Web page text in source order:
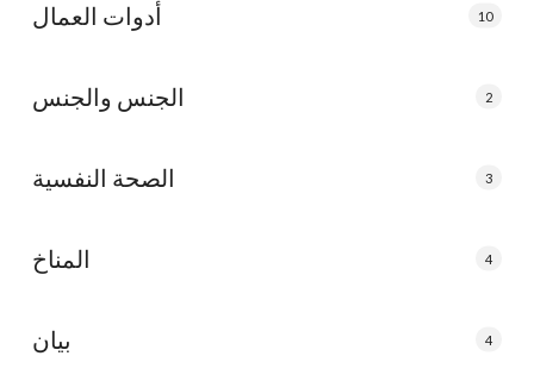
أدوات العمال 10
الجنس والجنس 2
الصحة النفسية 3
المناخ 4
بيان 4